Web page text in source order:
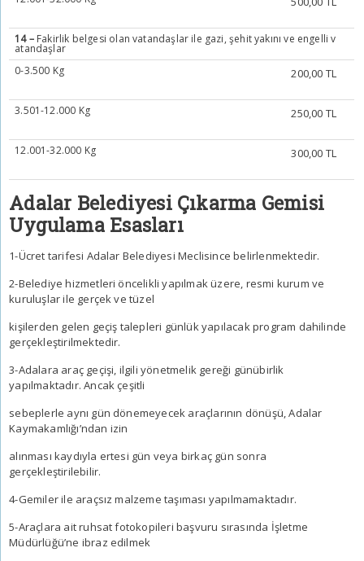
14 –Fakirlik belgesi olan vatandaşlar ile gazi, şehit yakını ve engelli v
atandaşlar
0-3.500 Kg
200,00 TL
3.501-12.000 Kg 250,00 TL
12.001-32.000 Kg 300,00 TL
Adalar Belediyesi Çıkarma Gemisi
Uygulama Esasları
1-Ücret tarifesi Adalar Belediyesi Meclisince belirlenmektedir.
2-Belediye hizmetleri öncelikli yapılmak üzere, resmi kurum ve
kuruluşlar ile gerçek ve tüzel
kişilerden gelen geçiş talepleri günlük yapılacak program dahilinde
gerçekleştirilmektedir.
3-Adalara araç geçişi, ilgili yönetmelik gereği günübirlik
yapılmaktadır. Ancak çeşitli
sebeplerle aynı gün dönemeyecek araçlarının dönüşü, Adalar
Kaymakamlığı’ndan izin
alınması kaydıyla ertesi gün veya birkaç gün sonra
gerçekleştirilebilir.
4-Gemiler ile araçsız malzeme taşıması yapılmamaktadır.
5-Araçlara ait ruhsat fotokopileri başvuru sırasında İşletme
Müdürlüğü’ne ibraz edilmek